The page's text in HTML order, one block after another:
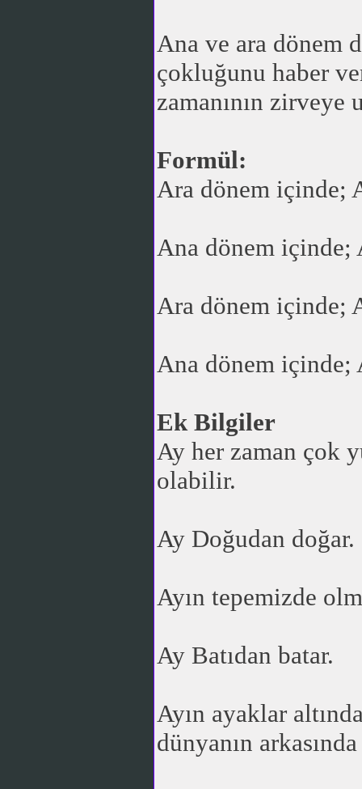
Ana ve ara dönem
çokluğunu haber
zamanının zirveye
Formül:
Ara dönem içinde;
Ana dönem içinde;
Ara dönem içinde;
Ana dönem içinde;
Ek Bilgiler
Ay her zaman çok
olabilir.
Ay Doğudan doğar.
Ayın tepemizde
Ay Batıdan batar.
Ayın ayaklar
dünyanın